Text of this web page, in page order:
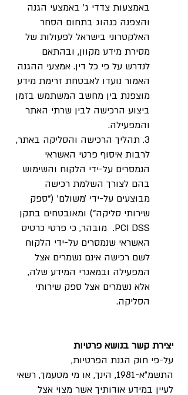
באמצעות צדדי ג’ באמצעי הגנה
והצפנה כנהוג בתחום הסחר
האלקטרוני בישראל לפעולות של
מסירת מידע מקוון, ובהתאם
לנדרש על פי כל דין. אמצעי ההגנה
האמור נועדו לאבטחת זרימת מידע
מוצפנת בין מחשב המשתמש בזמן
ביצוע הרכישה לבין שרתי האתר
והמפעילה.
3. תהליך הרכישה והסליקה באתר,
לרבות איסוף פרטי האשראי
הנמסרים על-ידי הלקוח והשימוש
בהם לצורך השלמת רכישה
מבוצעים על-ידי ׳משולם׳ (“ספק
שירותי סליקה“) ומאובטחים בתקן
PCI DSS. מובהר, כי פרטי כרטיס
האשראי שנמסרים על-ידי הלקוח
לשם רכישה אינם נשמרים אצל
המפעילה ובמאגרי המידע שלה,
אלא נשמרים אצל ספק שירותי
הסליקה.
יצירת קשר בנושא פרטיות
על-פי חוק הגנת הפרטיות,
התשמ”א-1981, הינך, או מי מטעמך, רשאי
לעיין במידע אודותיך אשר מצוי אצל